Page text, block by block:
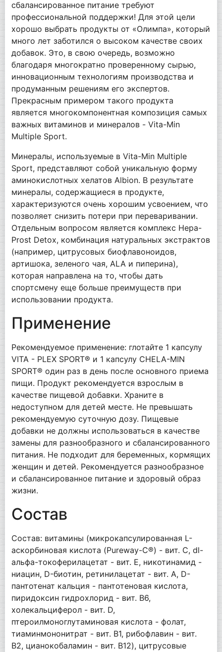
сбалансированное питание требуют
профессиональной поддержки! Для этой цели
хорошо выбрать продукты от «Олимпа», который
много лет заботился о высоком качестве своих
добавок. Это, в свою очередь, возможно
благодаря многократно проверенному сырью,
инновационным технологиям производства и
продуманным решениям его экспертов.
Прекрасным примером такого продукта
является многокомпонентная композиция самых
важных витаминов и минералов - Vita-Min
Multiple Sport.
Минералы, используемые в Vita-Min Multiple
Sport, представляют собой уникальную форму
аминокислотных хелатов Albion. В результате
минералы, содержащиеся в продукте,
характеризуются очень хорошим усвоением, что
позволяет снизить потери при переваривании.
Отдельным вопросом является комплекс Hepa-
Prost Detox, комбинация натуральных экстрактов
(например, цитрусовых биофлавоноидов,
артишока, зеленого чая, ALA и пиперина),
которая направлена ​​на то, чтобы дать
спортсмену еще больше преимуществ при
использовании продукта.
Применение
Рекомендуемое применение: глотайте 1 капсулу
VITA - PLEX SPORT® и 1 капсулу CHELA-MIN
SPORT® один раз в день после основного приема
пищи. Продукт рекомендуется взрослым в
качестве пищевой добавки. Храните в
недоступном для детей месте. Не превышать
рекомендуемую суточную дозу. Пищевые
добавки не должны использоваться в качестве
замены для разнообразного и сбалансированного
питания. Не подходит для беременных, кормящих
женщин и детей. Рекомендуется разнообразное
и сбалансированное питание и здоровый образ
жизни.
Состав
Состав: витамины (микрокапсулированная L-
аскорбиновая кислота (Pureway-C®) - вит. C, dl-
альфа-токоферилацетат - вит. E, никотинамид -
ниацин, D-биотин, ретинилацетат - вит. A, D-
пантотенат кальция - пантотеновая кислота,
пиридоксин гидрохлорид - вит. B6,
холекальциферол - вит. D,
птероилмоноглутаминовая кислота - фолат,
тиаминмононитрат - вит. B1, рибофлавин - вит.
B2, цианокобаламин - вит. B12), цитрусовые